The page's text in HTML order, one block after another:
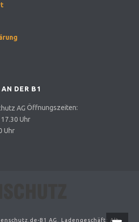
DER B1
Öffnungszeiten:
17.30 Uhr
Uhr
B1 AG. Ladengeschäft: Alt-